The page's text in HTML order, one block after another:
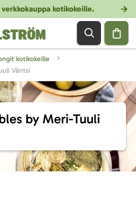
kotikokeille.
kotikokeille
Väntsi
by Meri-Tuuli